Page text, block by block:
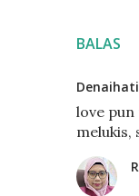
BALAS
Denaihati
love pun
melukis,